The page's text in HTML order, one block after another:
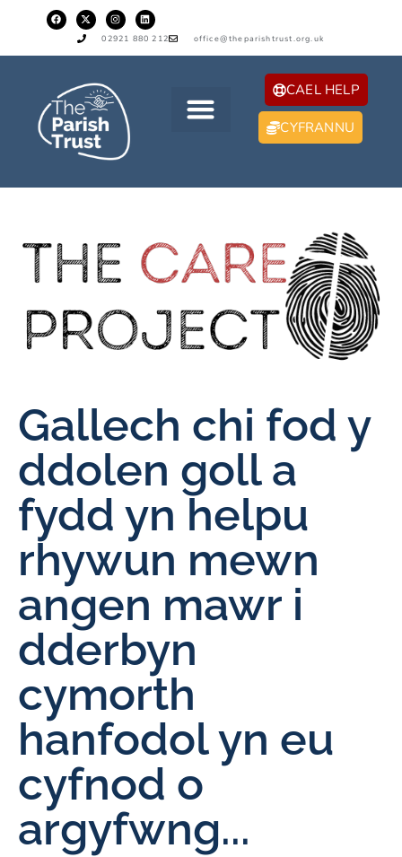
02921 880 212 office@theparishtrust.org.uk
CAEL HELP
CYFRANNU
Gallech chi fod y
ddolen goll a
fydd yn helpu
rhywun mewn
angen mawr i
dderbyn
cymorth
hanfodol yn eu
cyfnod o
argyfwng...